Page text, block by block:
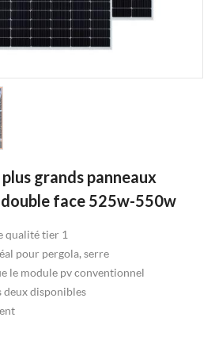
grands panneaux
face 525w-550w
qualité tier 1
pour pergola, serre
le module pv conventionnel
deux disponibles